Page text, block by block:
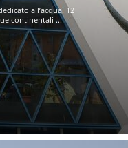
all’acqua. 12
continentali ...